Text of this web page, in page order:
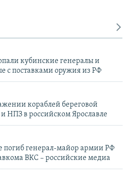
кубинские генералы и
с поставками оружия из РФ
кораблей береговой
НПЗ в российском Ярославле
погиб генерал-майор армии РФ
ВКС – российские медиа